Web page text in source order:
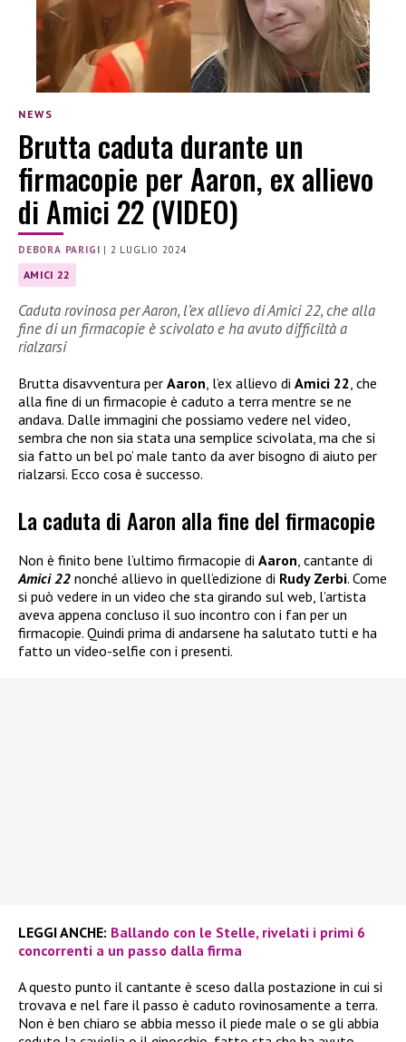
NEWS
Brutta caduta durante un
firmacopie per Aaron, ex allievo
di Amici 22 (VIDEO)
DEBORA PARIGI | 2 LUGLIO 2024
AMICI 22
Caduta rovinosa per Aaron, l’ex allievo di Amici 22, che alla
fine di un firmacopie è scivolato e ha avuto difficiltà a
rialzarsi
Brutta disavventura per Aaron, l’ex allievo di Amici 22, che
alla fine di un firmacopie è caduto a terra mentre se ne
andava. Dalle immagini che possiamo vedere nel video,
sembra che non sia stata una semplice scivolata, ma che si
sia fatto un bel po’ male tanto da aver bisogno di aiuto per
rialzarsi. Ecco cosa è successo.
La caduta di Aaron alla fine del firmacopie
Non è finito bene l’ultimo firmacopie di Aaron , cantante di
Amici 22 nonché allievo in quell’edizione di Rudy Zerbi. Come
si può vedere in un video che sta girando sul web, l’artista
aveva appena concluso il suo incontro con i fan per un
firmacopie. Quindi prima di andarsene ha salutato tutti e ha
fatto un video-selfie con i presenti.
LEGGI ANCHE: Ballando con le Stelle, rivelati i primi 6
concorrenti a un passo dalla firma
A questo punto il cantante è sceso dalla postazione in cui si
trovava e nel fare il passo è caduto rovinosamente a terra.
Non è ben chiaro se abbia messo il piede male o se gli abbia